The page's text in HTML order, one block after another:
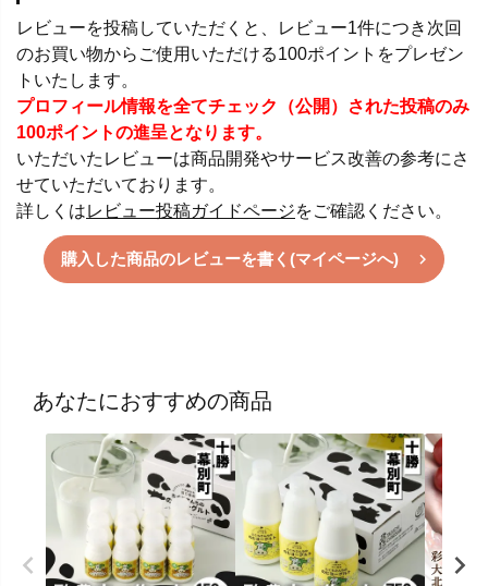
レビューを投稿していただくと、レビュー1件につき次回
のお買い物からご使用いただける100ポイントをプレゼン
トいたします。
プロフィール情報を全てチェック（公開）された投稿のみ
100ポイントの進呈となります。
いただいたレビューは商品開発やサービス改善の参考にさ
せていただいております。
詳しくはレビュー投稿ガイドページをご確認ください。
購入した商品のレビューを書く(マイページへ)
あなたにおすすめの商品